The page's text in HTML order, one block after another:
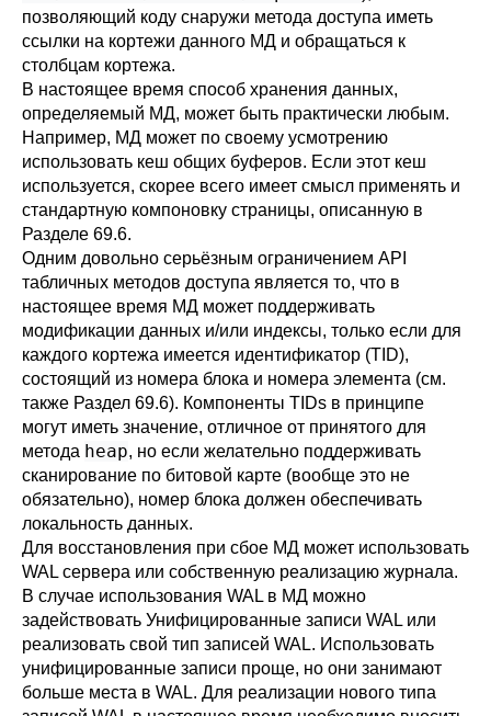
позволяющий коду снаружи метода доступа иметь
ссылки на кортежи данного МД и обращаться к
столбцам кортежа.
В настоящее время способ хранения данных,
определяемый МД, может быть практически любым.
Например, МД может по своему усмотрению
использовать кеш общих буферов. Если этот кеш
используется, скорее всего имеет смысл применять и
стандартную компоновку страницы, описанную в
Разделе 69.6.
Одним довольно серьёзным ограничением API
табличных методов доступа является то, что в
настоящее время МД может поддерживать
модификации данных и/или индексы, только если для
каждого кортежа имеется идентификатор (TID),
состоящий из номера блока и номера элемента (см.
также Раздел 69.6). Компоненты TIDs в принципе
могут иметь значение, отличное от принятого для
метода heap, но если желательно поддерживать
сканирование по битовой карте (вообще это не
обязательно), номер блока должен обеспечивать
локальность данных.
Для восстановления при сбое МД может использовать
WAL сервера или собственную реализацию журнала.
В случае использования WAL в МД можно
задействовать Унифицированные записи WAL или
реализовать свой тип записей WAL. Использовать
унифицированные записи проще, но они занимают
больше места в WAL. Для реализации нового типа